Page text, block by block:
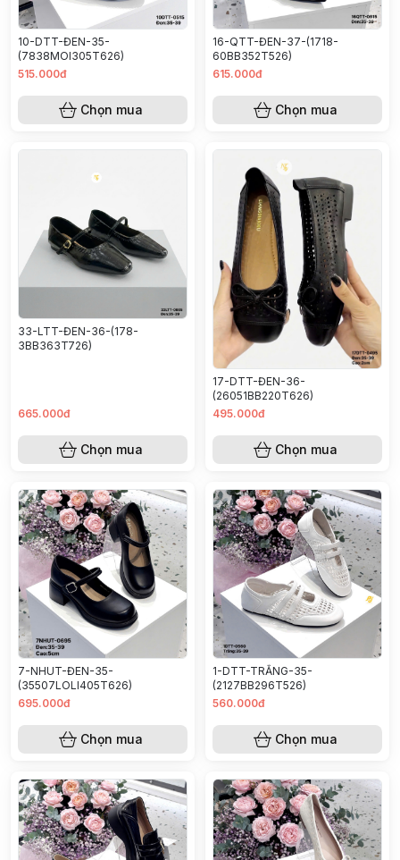
10-DTT-ĐEN-35-
(7838MOI305T626)
515.000đ
Chọn mua
16-QTT-ĐEN-37-(1718-
60BB352T526)
615.000đ
Chọn mua
33-LTT-ĐEN-36-(178-
3BB363T726)
665.000đ
Chọn mua
17-DTT-ĐEN-36-
(26051BB220T626)
495.000đ
Chọn mua
7-NHUT-ĐEN-35-
(35507LOLI405T626)
695.000đ
Chọn mua
1-DTT-TRẮNG-35-
(2127BB296T526)
560.000đ
Chọn mua